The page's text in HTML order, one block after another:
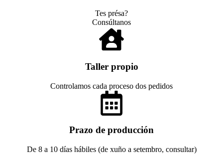
Tes présa?
Consúltanos
Taller propio
Controlamos cada proceso dos pedidos
Prazo de producción
De 8 a 10 días hábiles (de xuño a setembro, consultar)